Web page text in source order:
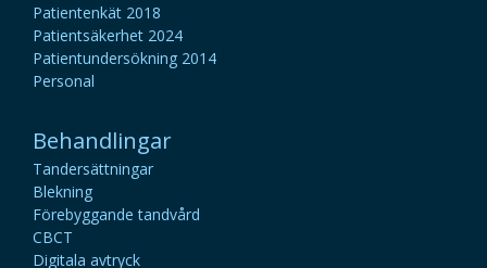
Patientenkät 2018
Patientsäkerhet 2024
Patientundersökning 2014
Personal
Behandlingar
Tandersättningar
Blekning
Förebyggande tandvård
CBCT
Digitala avtryck